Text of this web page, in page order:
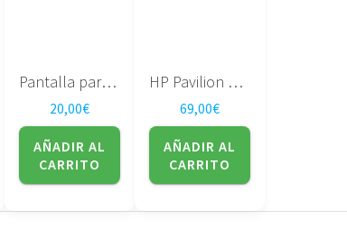
Pantalla para portatil Samsung – 15.4″ – LTN154X3-L01
20,00€
AÑADIR AL
CARRITO
HP Pavilion DV7-1000 507169-001
69,00€
AÑADIR AL
CARRITO